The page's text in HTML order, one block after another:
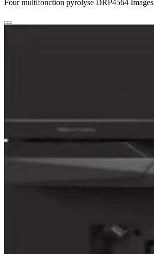
Four multifonction pyrolyse DRP4564 Images